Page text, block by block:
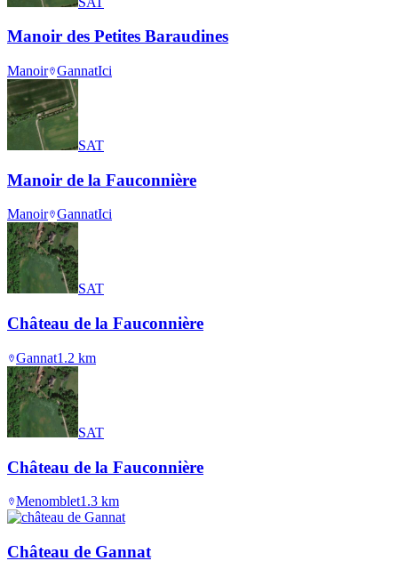
Manoir des Petites Baraudines
Manoir GannatIci
SAT
Manoir de la Fauconnière
Manoir GannatIci
SAT
Château de la Fauconnière
Gannat1.2 km
SAT
Château de la Fauconnière
Menomblet1.3 km
Château de Gannat